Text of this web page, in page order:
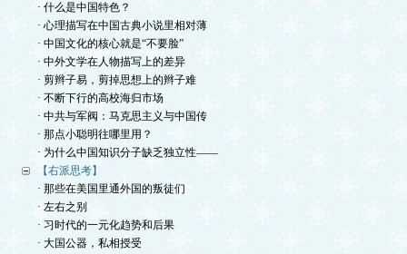
· 什么是中国特色？
· 心理描写在中国古典小说里相对薄
· 中国文化的核心就是“不要脸”
· 中外文学在人物描写上的差异
· 剪辫子易，剪掉思想上的辫子难
· 不断下行的高校海归市场
· 中共与军阀：马克思主义与中国传
· 那点小聪明往哪里用？
· 为什么中国知识分子缺乏独立性——
【右派思考】
· 那些在美国里通外国的叛徒们
· 左右之别
· 习时代的一元化趋势和后果
· 大国公器，私相授受